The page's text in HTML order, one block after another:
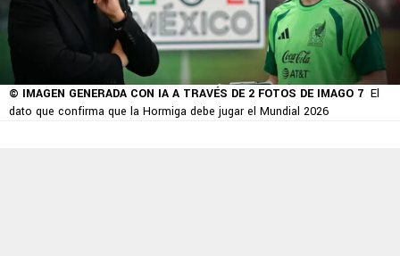
© IMAGEN GENERADA CON IA A TRAVÉS DE 2 FOTOS DE IMAGO 7 El
dato que confirma que la Hormiga debe jugar el Mundial 2026